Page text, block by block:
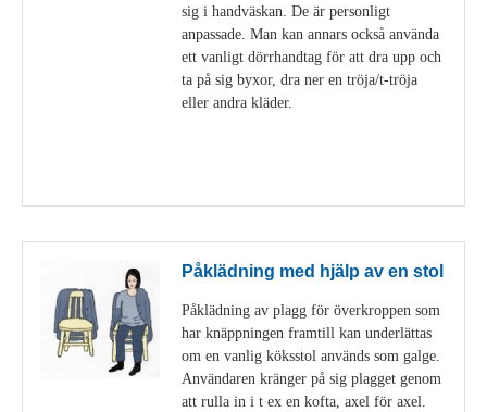
sig i handväskan. De är personligt
anpassade. Man kan annars också använda
ett vanligt dörrhandtag för att dra upp och
ta på sig byxor, dra ner en tröja/t-tröja
eller andra kläder.
Påklädning med hjälp av en stol
Påklädning av plagg för överkroppen som
har knäppningen framtill kan underlättas
om en vanlig köksstol används som galge.
Användaren kränger på sig plagget genom
att rulla in i t ex en kofta, axel för axel.